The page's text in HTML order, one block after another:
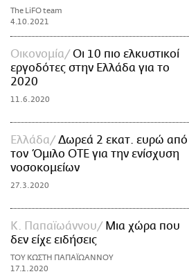
The LiFO team
4.10.2021
Οικονομία
Οι 10 πιο ελκυστικοί
εργοδότες στην Ελλάδα για το
2020
11.6.2020
Ελλάδα
Δωρεά 2 εκατ. ευρώ από
τον Όμιλο ΟΤΕ για την ενίσχυση
νοσοκομείων
27.3.2020
Κ. Παπαϊωάννου
Μια χώρα που
δεν είχε ειδήσεις
ΤΟΥ ΚΩΣΤΗ ΠΑΠΑΪΩΑΝΝΟΥ
17.1.2020